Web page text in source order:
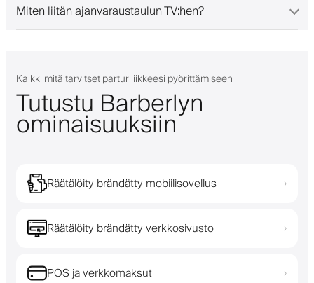
Miten liitän ajanvaraustaulun TV:hen?
Kaikki mitä tarvitset parturiliikkeesi pyörittämiseen
Tutustu Barberlyn
ominaisuuksiin
Räätälöity brändätty mobiilisovellus ›
Räätälöity brändätty verkkosivusto ›
POS ja verkkomaksut ›